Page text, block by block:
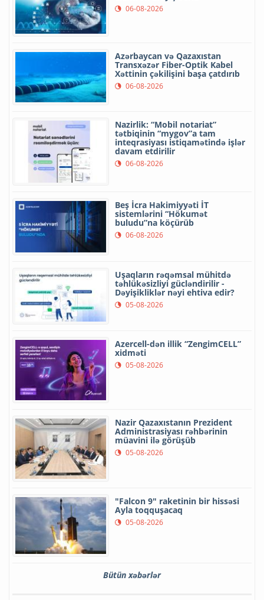
06-08-2026
Azərbaycan və Qazaxıstan
Transxəzər Fiber-Optik Kabel
Xəttinin çəkilişini başa çatdırıb
06-08-2026
Nazirlik: “Mobil notariat”
tətbiqinin “mygov”a tam
inteqrasiyası istiqamətində işlər
davam etdirilir
06-08-2026
Beş İcra Hakimiyyəti İT
sistemlərini “Hökumət
buludu”na köçürüb
06-08-2026
Uşaqların rəqəmsal mühitdə
təhlükəsizliyi gücləndirilir -
Dəyişikliklər nəyi ehtiva edir?
05-08-2026
Azercell-dən illik “ZengimCELL”
xidməti
05-08-2026
Nazir Qazaxıstanın Prezident
Administrasiyası rəhbərinin
müavini ilə görüşüb
05-08-2026
"Falcon 9" raketinin bir hissəsi
Ayla toqquşacaq
05-08-2026
Bütün xəbərlər